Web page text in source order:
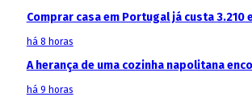
Comprar casa em Portugal já custa
há 8 horas
A herança de uma cozinha napolitana
há 9 horas